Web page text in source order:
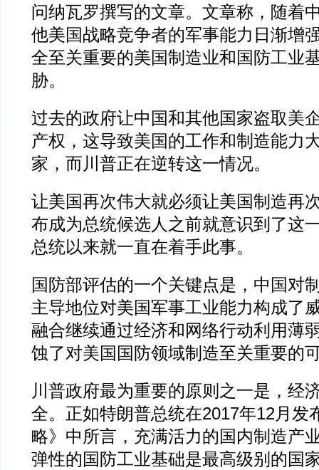
问纳瓦罗撰写的文章。文章称，随着
他美国战略竞争者的军事能力日渐增
全至关重要的美国制造业和国防工业
胁。
过去的政府让中国和其他国家盗取美
产权，这导致美国的工作和制造能力
家，而川普正在逆转这一情况。
让美国再次伟大就必须让美国制造再
布成为总统候选人之前就意识到了这
总统以来就一直在着手此事。
国防部评估的一个关键点是，中国对
主导地位对美国军事工业能力构成了
融合继续通过经济和网络行动利用薄
蚀了对美国国防领域制造至关重要的
川普政府最为重要的原则之一是，经
全。正如特朗普总统在2017年12月发
略》中所言，充满活力的国内制造产
弹性的国防工业基础是最高级别的国